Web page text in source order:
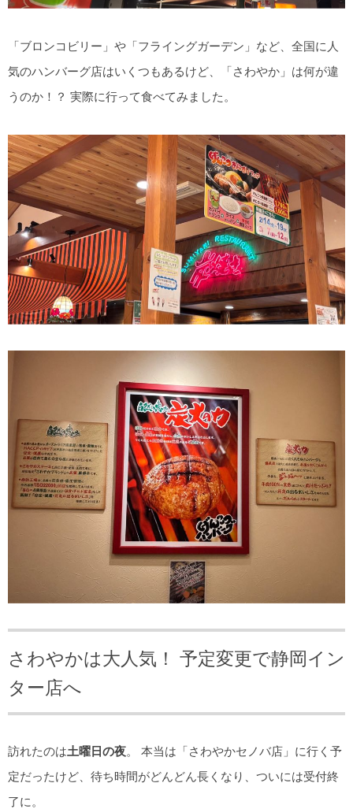
「ブロンコビリー」や「フライングガーデン」など、全国に人
気のハンバーグ店はいくつもあるけど、「さわやか」は何が違
うのか！？ 実際に行って食べてみました。
さわやかは大人気！ 予定変更で静岡イン
ター店へ
訪れたのは土曜日の夜。 本当は「さわやかセノバ店」に行く予
定だったけど、待ち時間がどんどん長くなり、ついには受付終
了に。